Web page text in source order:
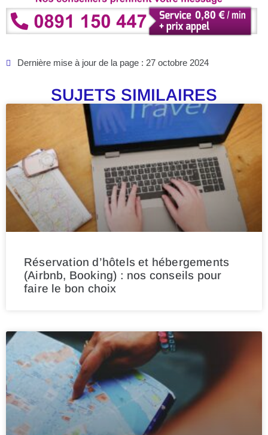
Dernière mise à jour de la page : 27 octobre 2024
SUJETS SIMILAIRES
Réservation d’hôtels et hébergements
(Airbnb, Booking) : nos conseils pour
faire le bon choix